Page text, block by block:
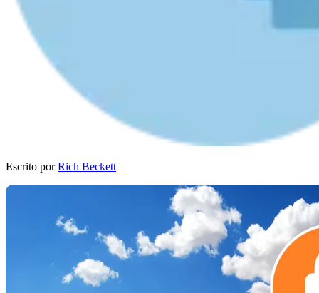
Escrito por Rich Beckett